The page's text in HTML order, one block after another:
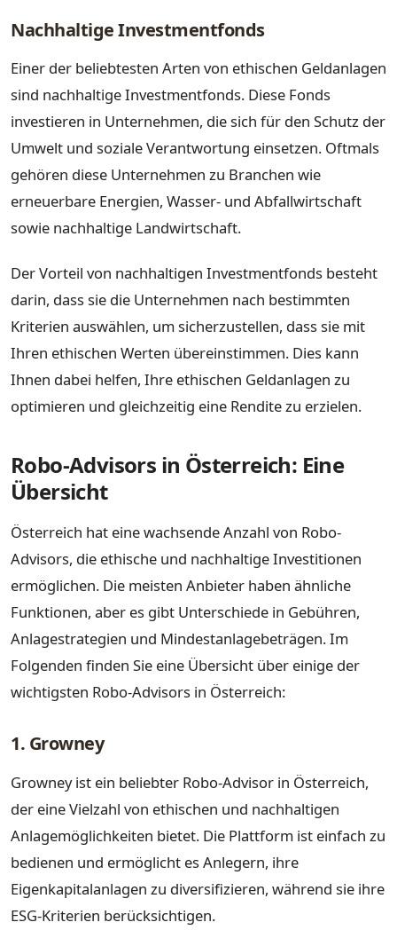
Nachhaltige Investmentfonds
Einer der beliebtesten Arten von ethischen Geldanlagen
sind nachhaltige Investmentfonds. Diese Fonds
investieren in Unternehmen, die sich für den Schutz der
Umwelt und soziale Verantwortung einsetzen. Oftmals
gehören diese Unternehmen zu Branchen wie
erneuerbare Energien, Wasser- und Abfallwirtschaft
sowie nachhaltige Landwirtschaft.
Der Vorteil von nachhaltigen Investmentfonds besteht
darin, dass sie die Unternehmen nach bestimmten
Kriterien auswählen, um sicherzustellen, dass sie mit
Ihren ethischen Werten übereinstimmen. Dies kann
Ihnen dabei helfen, Ihre ethischen Geldanlagen zu
optimieren und gleichzeitig eine Rendite zu erzielen.
Robo-Advisors in Österreich: Eine
Übersicht
Österreich hat eine wachsende Anzahl von Robo-
Advisors, die ethische und nachhaltige Investitionen
ermöglichen. Die meisten Anbieter haben ähnliche
Funktionen, aber es gibt Unterschiede in Gebühren,
Anlagestrategien und Mindestanlagebeträgen. Im
Folgenden finden Sie eine Übersicht über einige der
wichtigsten Robo-Advisors in Österreich:
1. Growney
Growney ist ein beliebter Robo-Advisor in Österreich,
der eine Vielzahl von ethischen und nachhaltigen
Anlagemöglichkeiten bietet. Die Plattform ist einfach zu
bedienen und ermöglicht es Anlegern, ihre
Eigenkapitalanlagen zu diversifizieren, während sie ihre
ESG-Kriterien berücksichtigen.